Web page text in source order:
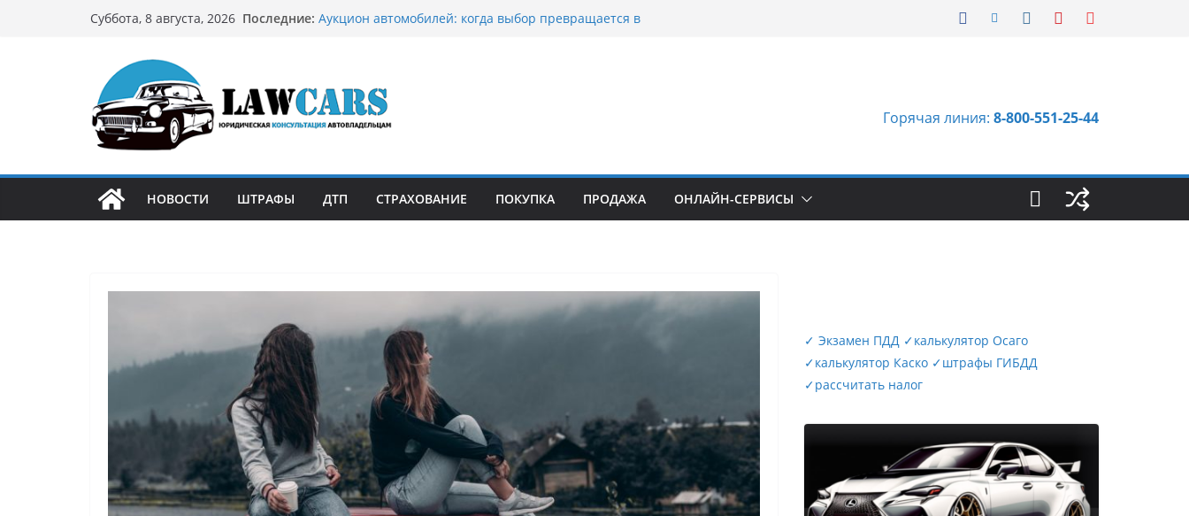
Суббота, 8 августа, 2026 Последние: Аукцион автомобилей: когда выбор превращается в
Срочный выкуп битых авто в Москве: почему
автовладельцы выбирают mos-auto
Бриллиантовые серьги: вечная классика или
может подойти
Горячая линия: 8-800-551-25-44
НОВОСТИ ШТРАФЫ ДТП СТРАХОВАНИЕ ПОКУПКА ПРОДАЖА ОНЛАЙН-СЕРВИСЫ
✓ Экзамен ПДД ✓калькулятор Осаго
✓калькулятор Каско ✓штрафы ГИБДД
✓рассчитать налог